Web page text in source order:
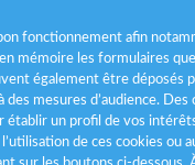
mangez 5
fonctionnement afin
mémoire les formulaires
également être déposés
mesures d’audience. Des
un profil de vos
de ces cookies ou